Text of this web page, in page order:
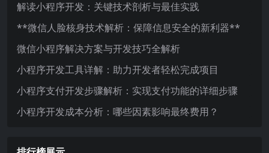
解读小程序开发：关键技术剖析与最佳实践
**微信人脸核身技术解析：保障信息安全的新利器**
微信小程序解决方案与开发技巧全解析
小程序开发工具详解：助力开发者轻松完成项目
小程序支付开发步骤解析：实现支付功能的详细步骤
小程序开发成本分析：哪些因素影响最终费用？